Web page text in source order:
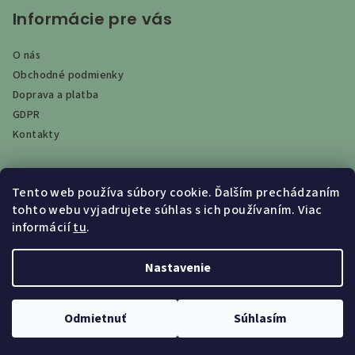
Tento web používa súbory cookie. Ďalším prechádzaním
tohto webu vyjadrujete súhlas s ich používaním. Viac
informáciítu.
Nastavenie
Odmietnuť Súhlasím
Informácie pre vás
O nás
Obchodné podmienky
Doprava a platba
GDPR
Kontakty
Vyhľadávanie
Hľadať
EKO-THERM
Vytvoril Shoptet